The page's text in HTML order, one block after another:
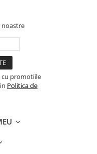
cu promotiile
Politica de